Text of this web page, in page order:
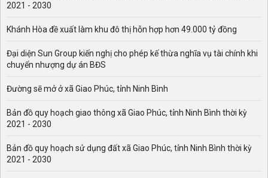
2021 - 2030
Khánh Hòa đề xuất làm khu đô thị hỗn hợp hơn 49.000 tỷ đồng
Đại diện Sun Group kiến nghị cho phép kế thừa nghĩa vụ tài chính khi
chuyển nhượng dự án BĐS
Đường sẽ mở ở xã Giao Phúc, tỉnh Ninh Bình
Bản đồ quy hoạch giao thông xã Giao Phúc, tỉnh Ninh Bình thời kỳ
2021 - 2030
Bản đồ quy hoạch sử dụng đất xã Giao Phúc, tỉnh Ninh Bình thời kỳ
2021 - 2030